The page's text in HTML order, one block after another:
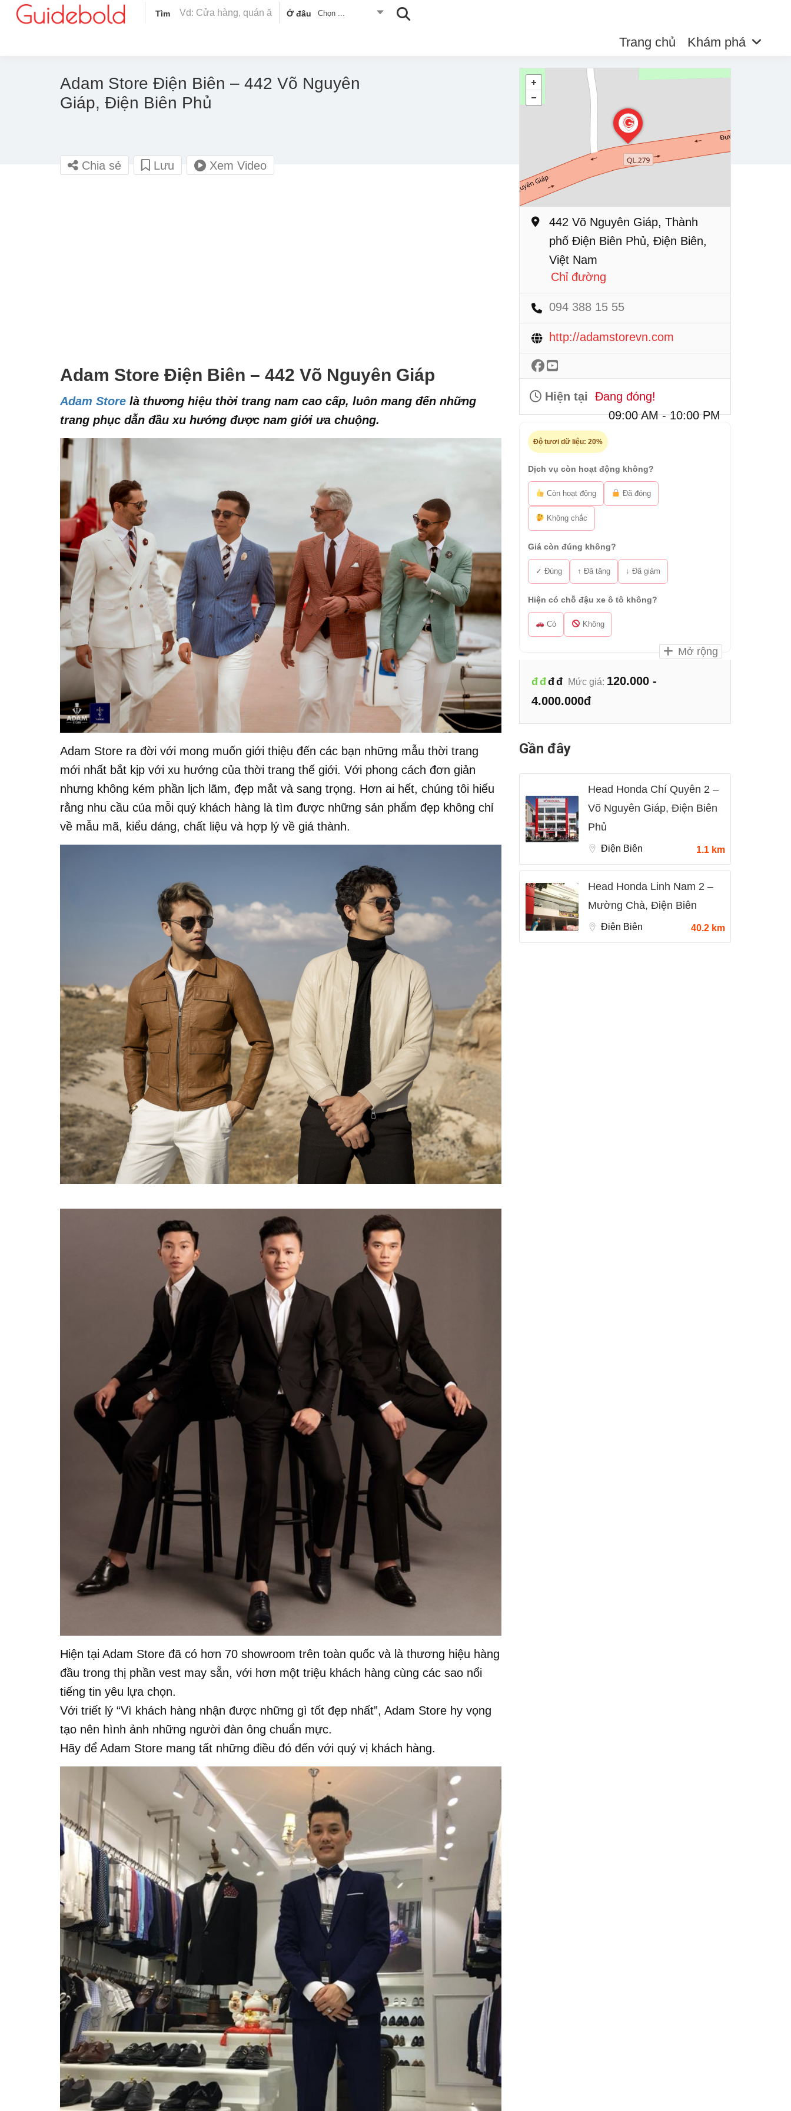
Tìm Ở đâu Chọn ...
Trang chủ Khám phá
Adam Store Điện Biên – 442 Võ Nguyên
Giáp, Điện Biên Phủ
Chia sẻ Lưu Xem Video
Adam Store Điện Biên – 442 Võ Nguyên Giáp
Adam Store là thương hiệu thời trang nam cao cấp, luôn mang đến những
trang phục dẫn đầu xu hướng được nam giới ưa chuộng.
Adam Store ra đời với mong muốn giới thiệu đến các bạn những mẫu thời trang
mới nhất bắt kịp với xu hướng của thời trang thế giới. Với phong cách đơn giản
nhưng không kém phần lịch lãm, đẹp mắt và sang trọng. Hơn ai hết, chúng tôi hiểu
rằng nhu cầu của mỗi quý khách hàng là tìm được những sản phẩm đẹp không chỉ
về mẫu mã, kiểu dáng, chất liệu và hợp lý về giá thành.
Hiện tại Adam Store đã có hơn 70 showroom trên toàn quốc và là thương hiệu hàng
đầu trong thị phần vest may sẵn, với hơn một triệu khách hàng cùng các sao nổi
tiếng tin yêu lựa chọn.
Với triết lý “Vì khách hàng nhận được những gì tốt đẹp nhất”, Adam Store hy vọng
tạo nên hình ảnh những người đàn ông chuẩn mực.
Hãy để Adam Store mang tất những điều đó đến với quý vị khách hàng.
442 Võ Nguyên Giáp, Thành
phố Điện Biên Phủ, Điện Biên,
Việt Nam
Chỉ đường
094 388 15 55
http://adamstorevn.com
Hiện tại
Đang đóng!
09:00 AM - 10:00 PM
Độ tươi dữ liệu: 20%
Dịch vụ còn hoạt động không?
Còn hoạt động Đã đóng
Không chắc
Giá còn đúng không?
✓ Đúng ↑ Đã tăng ↓ Đã giảm
Hiện có chỗ đậu xe ô tô không?
Có Không
Mở rộng
đđđđ Mức giá: 120.000 -
4.000.000đ
Gần đây
Head Honda Chí Quyên 2 –
Võ Nguyên Giáp, Điện Biên
Phủ
Điện Biên 1.1 km
Head Honda Linh Nam 2 –
Mường Chà, Điện Biên
Điện Biên 40.2 km